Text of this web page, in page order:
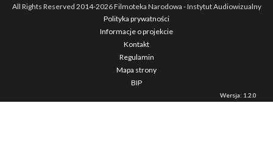
All Rights Reserved 2014-2026Filmoteka Narodowa - Instytut Audiowizualny
Polityka prywatności
Informacje o projekcie
Kontakt
Regulamin
Mapa strony
BIP
Wersja: 1.2.0